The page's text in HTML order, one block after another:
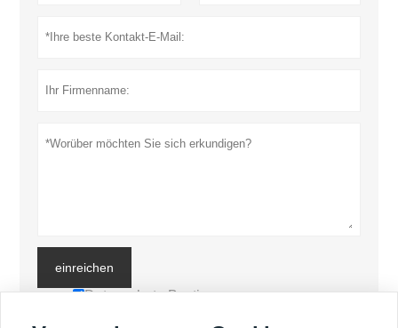
einreichen
Datenschutz-Bestimmungen